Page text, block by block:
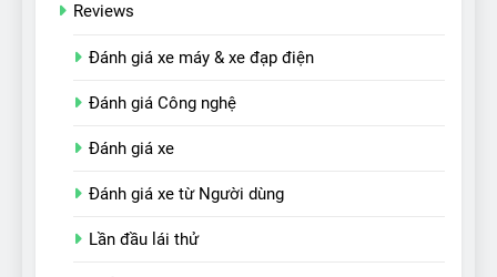
Reviews
Đánh giá xe máy & xe đạp điện
Đánh giá Công nghệ
Đánh giá xe
Đánh giá xe từ Người dùng
Lần đầu lái thử